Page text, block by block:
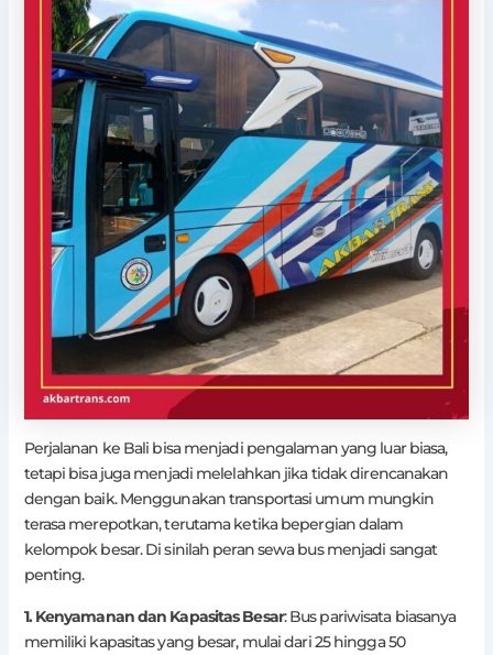
Perjalanan ke Bali bisa menjadi pengalaman yang luar biasa,
tetapi bisa juga menjadi melelahkan jika tidak direncanakan
dengan baik. Menggunakan transportasi umum mungkin
terasa merepotkan, terutama ketika bepergian dalam
kelompok besar. Di sinilah peran sewa bus menjadi sangat
penting.
1. Kenyamanan dan Kapasitas Besar: Bus pariwisata biasanya
memiliki kapasitas yang besar, mulai dari 25 hingga 50